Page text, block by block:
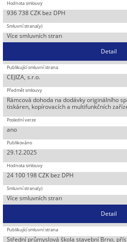
936 738 CZK bez DPH
Více smluvních stran
Detail
CEJIZA, s.r.o.
Rámcová dohoda na dodávky originálního
tiskáren, kopírovacích a multifunkčních
ano
29.12.2025
24 100 198 CZK bez DPH
Více smluvních stran
Detail
Střední průmyslová škola stavební Brno,